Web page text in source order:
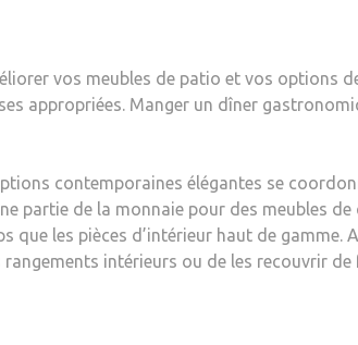
vos meubles de patio et vos options
appropriées. Manger un dîner
contemporaines élégantes se
partie de la monnaie pour des meubles
les pièces d’intérieur haut de gamme.
rangements intérieurs ou de les recouvrir